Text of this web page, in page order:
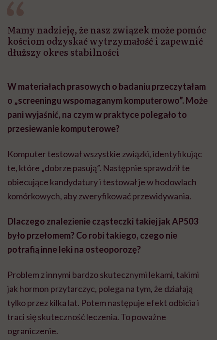
Mamy nadzieję, że nasz związek może pomóc
kościom odzyskać wytrzymałość i zapewnić
dłuższy okres stabilności
W materiałach prasowych o badaniu przeczytałam
o „screeningu wspomaganym komputerowo”. Może
pani wyjaśnić, na czym w praktyce polegało to
przesiewanie komputerowe?
Komputer testował wszystkie związki, identyfikując
te, które „dobrze pasują”. Następnie sprawdził te
obiecujące kandydatury i testował je w hodowlach
komórkowych, aby zweryfikować przewidywania.
Dlaczego znalezienie cząsteczki takiej jak AP503
było przełomem? Co robi takiego, czego nie
potrafią inne leki na osteoporozę?
Problem z innymi bardzo skutecznymi lekami, takimi
jak hormon przytarczyc, polega na tym, że działają
tylko przez kilka lat. Potem następuje efekt odbicia i
traci się skuteczność leczenia. To poważne
ograniczenie.